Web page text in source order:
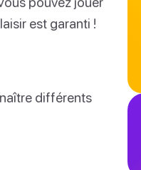
est garanti !
différents